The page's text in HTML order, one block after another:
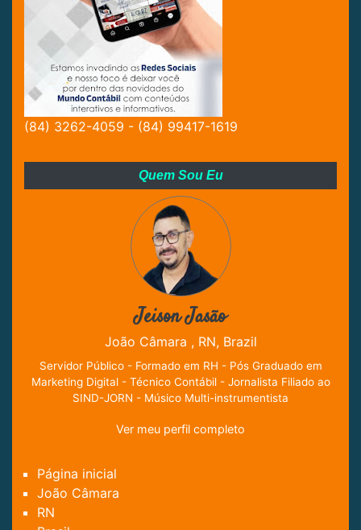
(84) 3262-4059 - (84) 99417-1619
Quem Sou Eu
Jeison Jasão
João Câmara , RN, Brazil
Servidor Público - Formado em RH - Pós Graduado em
Marketing Digital - Técnico Contábil - Jornalista Filiado ao
SIND-JORN - Músico Multi-instrumentista
Ver meu perfil completo
Página inicial
João Câmara
RN